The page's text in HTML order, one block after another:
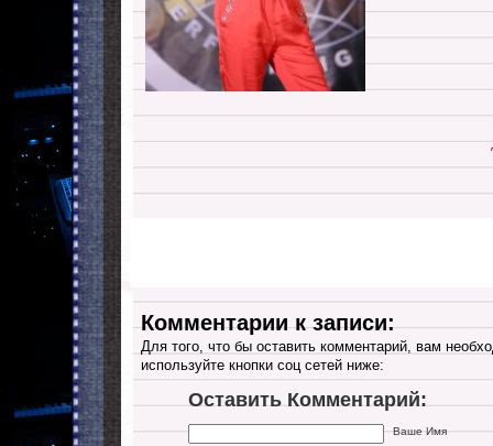
Комментарии к записи:
Для того, что бы оставить комментарий, вам
используйте кнопки соц сетей ниже:
Оставить Комментарий:
Ваше Имя